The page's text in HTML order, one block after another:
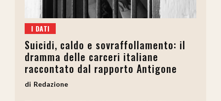
I DATI
Suicidi, caldo e sovraffollamento: il
dramma delle carceri italiane
raccontato dal rapporto Antigone
Redazione